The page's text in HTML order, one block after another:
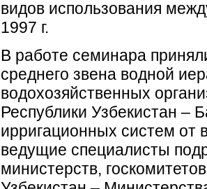
видов использования
1997 г.
В работе семинара
среднего звена водной
водохозяйственных
Республики Узбекистан –
ирригационных систем от
ведущие специалисты
министерств,